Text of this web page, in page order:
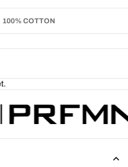
100% COTTON